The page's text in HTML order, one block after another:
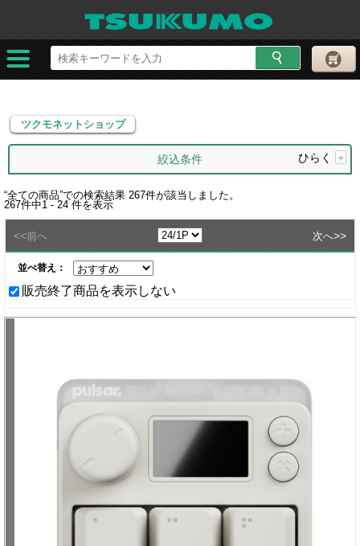
ツクモネットショップ
ツクモネットショップ
絞込条件 ひらく +
“全ての商品”での検索結果 267件が該当しました。
267件中1 - 24 件を表示
<<前へ 次へ>>
並べ替え：
販売終了商品を表示しない